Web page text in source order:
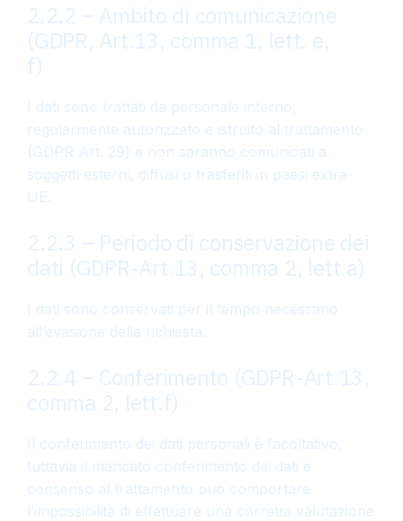
2.2.2 – Ambito di comunicazione
(GDPR, Art.13, comma 1, lett. e,
f)
I dati sono trattati da personale interno,
regolarmente autorizzato e istruito al trattamento
(GDPR Art. 29) e non saranno comunicati a
soggetti esterni, diffusi o trasferiti in paesi extra-
UE.
2.2.3 – Periodo di conservazione dei
dati (GDPR-Art.13, comma 2, lett.a)
I dati sono conservati per il tempo necessario
all’evasione della richiesta.
2.2.4 – Conferimento (GDPR-Art.13,
comma 2, lett.f)
Il conferimento dei dati personali è facoltativo,
tuttavia il mancato conferimento dei dati e
consenso al trattamento può comportare
l’impossibilità di effettuare una corretta valutazione